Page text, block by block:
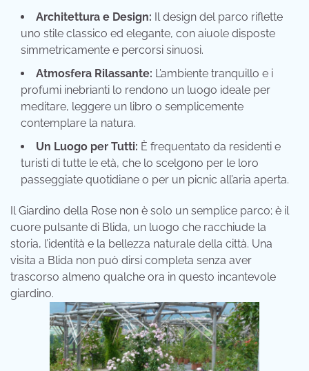
Architettura e Design: Il design del parco riflette
uno stile classico ed elegante, con aiuole disposte
simmetricamente e percorsi sinuosi.
Atmosfera Rilassante: L’ambiente tranquillo e i
profumi inebrianti lo rendono un luogo ideale per
meditare, leggere un libro o semplicemente
contemplare la natura.
Un Luogo per Tutti: È frequentato da residenti e
turisti di tutte le età, che lo scelgono per le loro
passeggiate quotidiane o per un picnic all’aria aperta.
Il Giardino della Rose non è solo un semplice parco; è il
cuore pulsante di Blida, un luogo che racchiude la
storia, l’identità e la bellezza naturale della città. Una
visita a Blida non può dirsi completa senza aver
trascorso almeno qualche ora in questo incantevole
giardino.